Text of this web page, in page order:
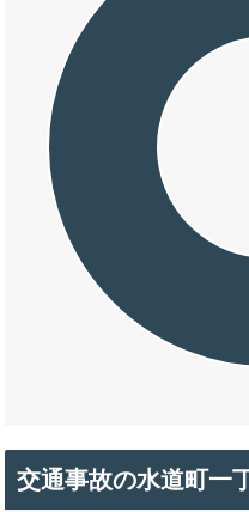
交通事故の水道町一